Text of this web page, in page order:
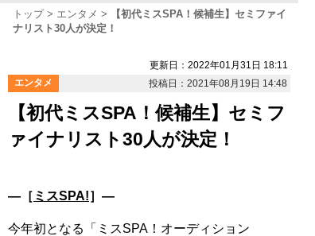
トップ エンタメ
【初代ミスSPA！候補生】セミファイ
ナリスト30人が決定！
更新日：2022年01月31日 18:11
エンタメ
投稿日：2021年08月19日 14:48
【初代ミスSPA！候補生】セミフ
ァイナリスト30人が決定！
―［ ミスSPA!］―
今年初となる「ミスSPA！オーディション